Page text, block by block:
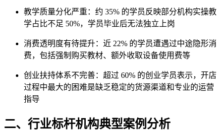
教学质量分化严重：约 35% 的学员反映部分机构实操教
学占比不足 50%，学员毕业后无法独立上岗
消费透明度有待提升：近 22% 的学员遭遇过中途隐形消
费，包括强制购买教材、额外收取设备使用费等
创业扶持体系不完善：超过 60% 的创业学员表示，开店
过程中最大的困难是缺乏稳定的货源渠道和专业的运营
指导
二、行业标杆机构典型案例分析